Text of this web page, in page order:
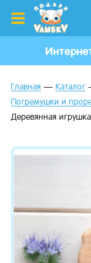
Главная Каталог
Погремушки и
Деревянная